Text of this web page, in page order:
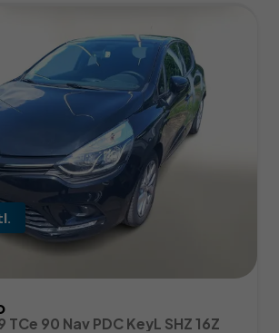
90 Nav PDC KeyL SHZ 16Z